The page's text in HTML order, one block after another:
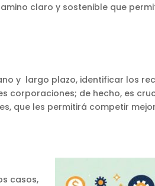
claro y sostenible que
y largo plazo, identificar los
corporaciones; de hecho, es
que les permitirá competir
casos,